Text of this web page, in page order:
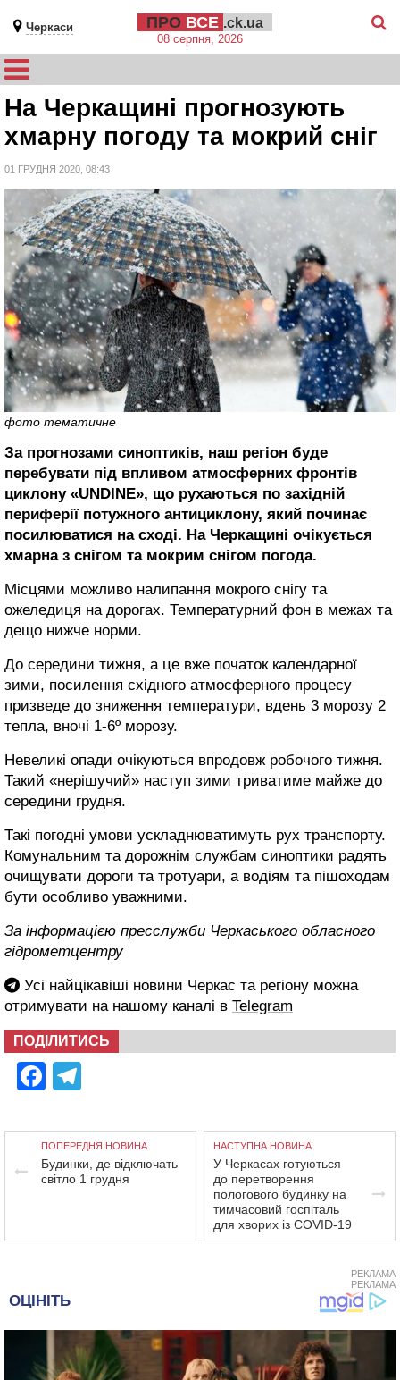
Черкаси ПРО ВСЕ .ck.ua
08 серпня, 2026
На Черкащині прогнозують
хмарну погоду та мокрий сніг
01 ГРУДНЯ 2020, 08:43
фото тематичне
За прогнозами синоптиків, наш регіон буде
перебувати під впливом атмосферних фронтів
циклону «UNDINE», що рухаються по західній
периферії потужного антициклону, який починає
посилюватися на сході. На Черкащині очікується
хмарна з снігом та мокрим снігом погода.
Місцями можливо налипання мокрого снігу та
ожеледиця на дорогах. Температурний фон в межах та
дещо нижче норми.
До середини тижня, а це вже початок календарної
зими, посилення східного атмосферного процесу
призведе до зниження температури, вдень 3 морозу 2
тепла, вночі 1-6º морозу.
Невеликі опади очікуються впродовж робочого тижня.
Такий «нерішучий» наступ зими триватиме майже до
середини грудня.
Такі погодні умови ускладнюватимуть рух транспорту.
Комунальним та дорожнім службам синоптики радять
очищувати дороги та тротуари, а водіям та пішоходам
бути особливо уважними.
За інформацією пресслужби Черкаського обласного
гідрометцентру
Усі найцікавіші новини Черкас та регіону можна
отримувати на нашому каналі в Telegram
ПОДІЛИТИСЬ
Facebook
ПОПЕРЕДНЯ НОВИНА
Будинки, де відключать
світло 1 грудня
НАСТУПНА НОВИНА
У Черкасах готуються
до перетворення
пологового будинку на
тимчасовий госпіталь
для хворих із COVID-19
РЕКЛАМА
РЕКЛАМА